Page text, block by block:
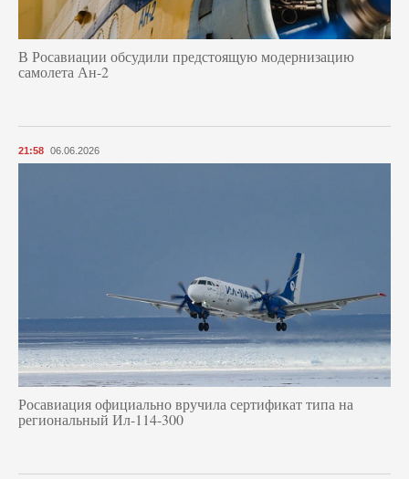
В Росавиации обсудили предстоящую модернизацию
самолета Ан-2
21:58 06.06.2026
Росавиация официально вручила сертификат типа на
региональный Ил-114-300